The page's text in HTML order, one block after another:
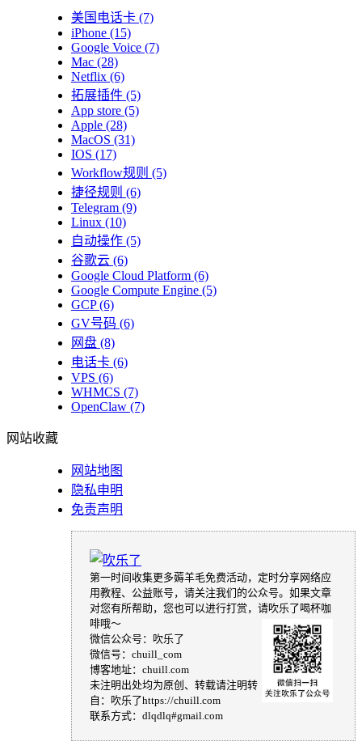
美国电话卡 (7)
iPhone (15)
Google Voice (7)
Mac (28)
Netflix (6)
拓展插件 (5)
App store (5)
Apple (28)
MacOS (31)
IOS (17)
Workflow规则 (5)
捷径规则 (6)
Telegram (9)
Linux (10)
自动操作 (5)
谷歌云 (6)
Google Cloud Platform (6)
Google Compute Engine (5)
GCP(6)
GV号码 (6)
网盘 (8)
电话卡 (6)
VPS (6)
WHMCS (7)
OpenClaw (7)
网站收藏
网站地图
隐私申明
免责声明
第一时间收集更多薅羊毛免费活动，定时分享网络应
用教程、公益账号，请关注我们的公众号。如果文章
对您有所帮助，您也可以进行打赏，请吹乐了喝杯咖
啡哦～
微信公众号：吹乐了
微信号：chuill_com
博客地址：chuill.com
未注明出处均为原创、转载请注明转
自：吹乐了https://chuill.com
联系方式：dlqdlq#gmail.com